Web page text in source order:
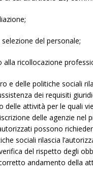
del personale;
alla ricollocazione
e delle politiche sociali
dei requisiti
delle attività per le quali
delle agenzie nel
possono
sociali rilascia
del rispetto degli
andamento della